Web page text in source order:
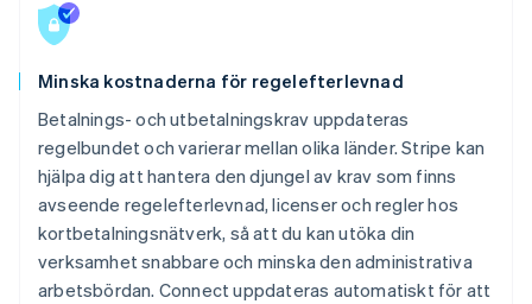
Minska kostnaderna för regelefterlevnad
Betalnings- och utbetalningskrav uppdateras
regelbundet och varierar mellan olika länder. Stripe kan
hjälpa dig att hantera den djungel av krav som finns
avseende regelefterlevnad, licenser och regler hos
kortbetalningsnätverk, så att du kan utöka din
verksamhet snabbare och minska den administrativa
arbetsbördan. Connect uppdateras automatiskt för att